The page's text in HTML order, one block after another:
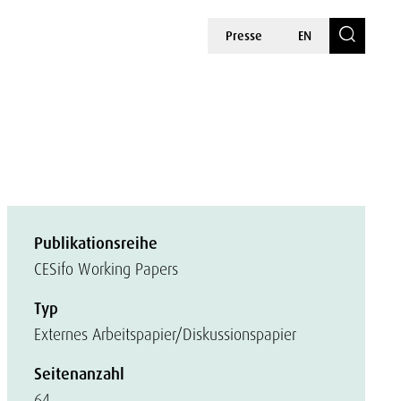
Presse EN
Publikationsreihe
CESifo Working Papers
Typ
Externes Arbeitspapier/Diskussionspapier
Seitenanzahl